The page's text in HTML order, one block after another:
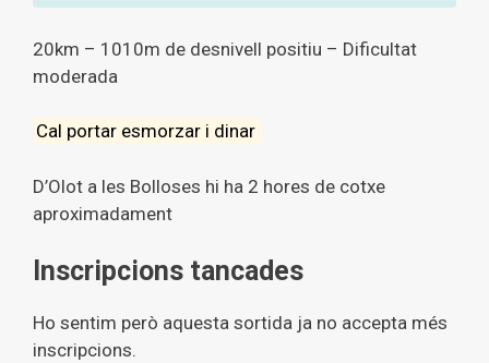
20km – 1010m de desnivell positiu – Dificultat
moderada
Cal portar esmorzar i dinar
D’Olot a les Bolloses hi ha 2 hores de cotxe
aproximadament
Inscripcions tancades
Ho sentim però aquesta sortida ja no accepta més
inscripcions.